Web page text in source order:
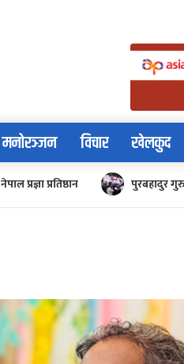
मनोरञ्जन विचार खेलकुद
नेपाल प्रज्ञा प्रतिष्ठान पुरबहादुर